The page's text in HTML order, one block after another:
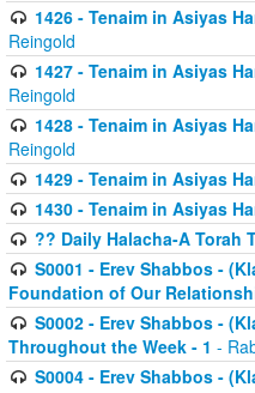
1426 - Tenaim in Asiyas
Reingold
1427 - Tenaim in Asiyas
Reingold
1428 - Tenaim in Asiyas
Reingold
1429 - Tenaim in Asiyas
1430 - Tenaim in Asiyas
?? Daily Halacha-A Torah
S0001 - Erev Shabbos -
Foundation of Our
S0002 - Erev Shabbos -
Throughout the Week - 1 -
S0004 - Erev Shabbos -